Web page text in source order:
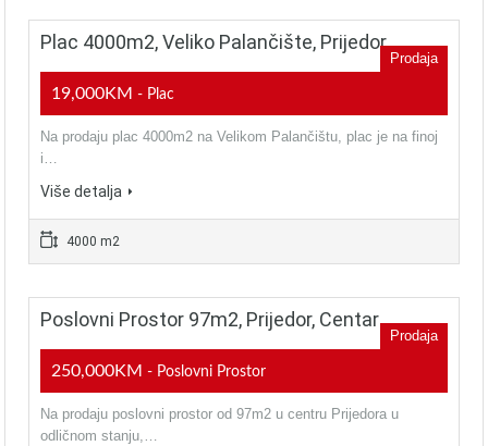
Plac 4000m2, Veliko Palančište, Prijedor
Prodaja
19,000KM - Plac
Na prodaju plac 4000m2 na Velikom Palančištu, plac je na finoj
i…
Više detalja
4000 m2
Poslovni Prostor 97m2, Prijedor, Centar
Prodaja
250,000KM - Poslovni Prostor
Na prodaju poslovni prostor od 97m2 u centru Prijedora u
odličnom stanju,…